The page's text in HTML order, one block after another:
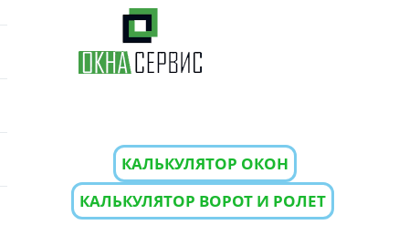
КАЛЬКУЛЯТОР ОКОН
КАЛЬКУЛЯТОР ВОРОТ И РОЛЕТ